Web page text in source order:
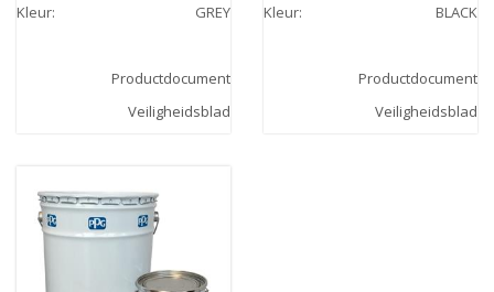
Kleur: GREY
Productdocument
Veiligheidsblad
Kleur: BLACK
Productdocument
Veiligheidsblad